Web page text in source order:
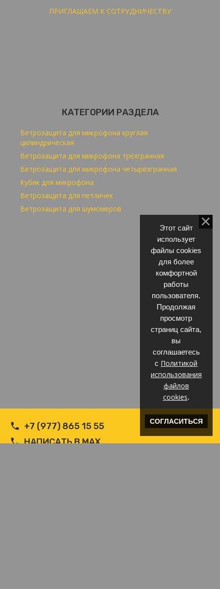
ПРИГЛАШАЕМ К СОТРУДНИЧЕСТВУ
КАТЕГОРИИ РАЗДЕЛА
Ветрозащита для микрофона круглая
цилиндрическая
Ветрозащита для микрофона трёхгранная
Ветрозащита для микрофона четырёхгранная
Кубик для микрофона
Ветрозащита для петличек
Ветрозащита для шумомеров
+7 (977) 865 15 55
НАПИСАТЬ В MAX
Этот сайт
использует
файлы cookies
для более
комфортной
работы
пользователя.
Продолжая
просмотр
страниц сайта,
вы
соглашаетесь
с Политикой
использования
файлов
cookies.
СОГЛАСИТЬСЯ